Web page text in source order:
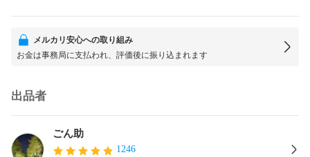
メルカリ安心への取り組み
お金は事務局に支払われ、評価後に振り込まれます
出品者
ごん助
1246